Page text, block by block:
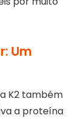
Um
K2 também
a proteína